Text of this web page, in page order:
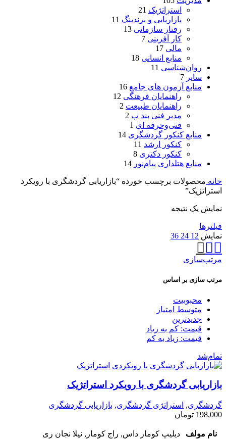
استراتژیک 21
بازاریابی و برندینگ 11
رفتار سازمانی 13
کار آفرینی 7
مالی 17
منابع انسانی 18
روان‌شناسی 11
سایر 7
منابع آزمون های جامع 16
راهنمایان فرهنگی 12
راهنمایان طبیعت 2
مدیر فنی بند ب 2
فنی‌وحرفه‌ ای 1
منابع کنکور گردشگری 14
کنکور ارشد 11
کنکور دکتری 8
منابع هتلداری پیام‌نور 14
خانه محصولات برچسب خورده “بازاریابی گردشگری با رویکرد
استراتژیک”
نمایش یک نتیجه
فیلترها
نمایش 12
24
36
مرتب‌سازی
مرتب سازی بر اساس
محبوبیت
متوسط امتیاز
جدیدترین
قیمت: کم به زیاد
قیمت: زیاد به کم
تمام‌شد
بازاریابی گردشگری با رویکرد استراتژیک
گردشگری, استراتژی گردشگری, بازاریابی گردشگری
198,000 تومان
نام مولف دیلیپ کومار داس, راج کومار, نیلا نجان ری